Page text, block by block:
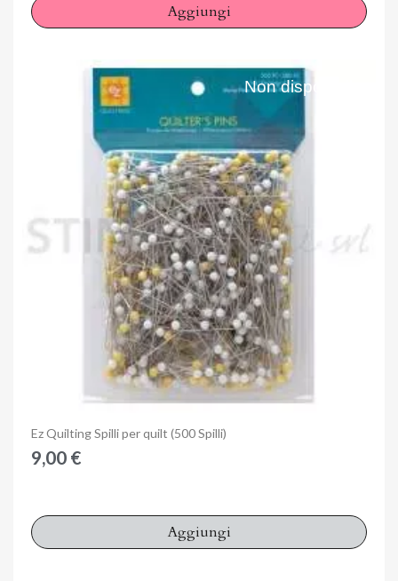
Aggiungi
Anteprima
Non disponibile
Ez Quilting Spilli per quilt (500 Spilli)
9,00 €
Aggiungi